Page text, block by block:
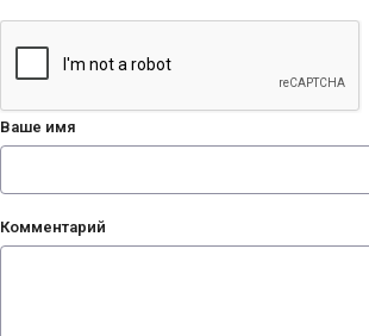
Ваше имя
Комментарий